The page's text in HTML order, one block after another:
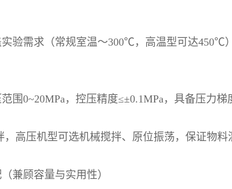
验需求（常规室温～300℃ ，高温型可达450℃
围 0~20MPa，控压精度≤±0.1MPa，具备压力梯
高压机型可选机械搅拌、原位振荡，保证物料
兼顾容量与实用性）